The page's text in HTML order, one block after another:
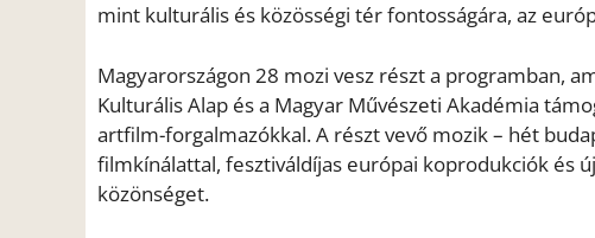
mint kulturális és közösségi tér fontosságára, az
Magyarországon 28 mozi vesz részt a programban,
Kulturális Alap és a Magyar Művészeti Akadémia
artfilm-forgalmazókkal. A részt vevő mozik – hét
filmkínálattal, fesztiváldíjas európai koprodukciók és
közönséget.